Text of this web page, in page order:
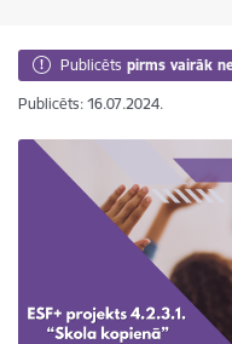
Publicēts pirms vairāk
Publicēts: 16.07.2024.